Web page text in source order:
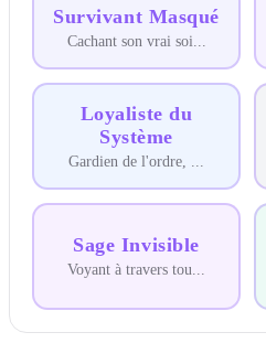
Survivant Masqué
Cachant son vrai soi
Loyaliste du
Système
Gardien de l'ordre,
Sage Invisible
Voyant à travers tou...